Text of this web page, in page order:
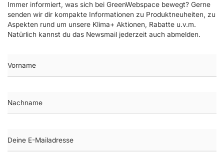
Immer informiert, was sich bei GreenWebspace bewegt? Gerne
senden wir dir kompakte Informationen zu Produktneuheiten, zu
Aspekten rund um unsere Klima+ Aktionen, Rabatte u.v.m.
Natürlich kannst du das Newsmail jederzeit auch abmelden.